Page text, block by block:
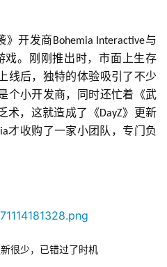
》开发商Bohemia Interactive与
戏。刚刚推出时，市面上生存
线后，独特的体验吸引了不少
个小开发商，同时还忙着《武
术，这就造成了《DayZ》更新
才收购了一家小团队，专门负
很少，已错过了时机